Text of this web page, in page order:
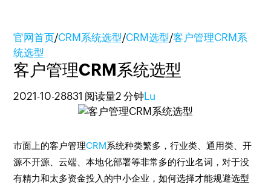
官网首页/CRM系统选型/CRM选型/客户管理CRM系
统选型
客户管理CRM系统选型
2021-10-28831 阅读量2 分钟 Lu
市面上的客户管理CRM系统种类繁多，行业类、通用类、开
源不开源、云端、本地化部署等非常多的行业名词，对于没
有精力和太多资金投入的中小企业，如何选择才能规避选型